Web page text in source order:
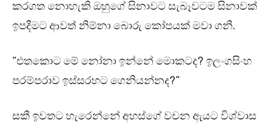
කරගත නොහැකි ඔහුගේ සිනාවට සැබෑවටම සිනාවක්
ඉපදීමට ආවත් නිම්නා බොරු කෝපයක් මවා ගනී.
“එතකොට මේ නෝනා ඉන්නේ මොකටද? ඉලංගසිංහ
පරම්පරාව ඉස්සරහට ගෙනියන්නද?”
සකී ඉවතට හැරෙන්නේ අහස්ගේ වචන ඇයට විශ්වාස